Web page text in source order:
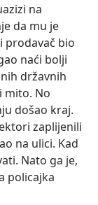
na
da mu je
prodavač bio
naći bolji
državnih
mito. No
došao kraj.
zaplijenili
na ulici. Kad
Nato ga je,
policajka